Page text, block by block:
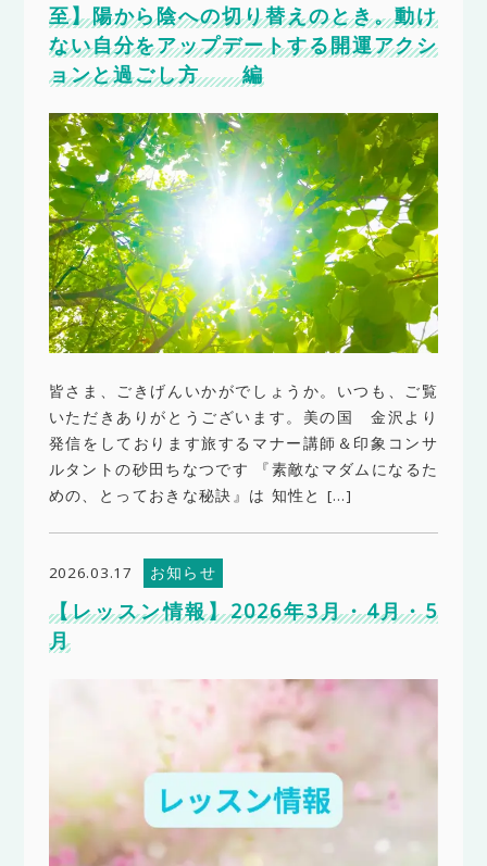
至】陽から陰への切り替えのとき。動け
ない自分をアップデートする開運アクシ
ョンと過ごし方 編
皆さま、ごきげんいかがでしょうか。いつも、ご覧
いただきありがとうございます。美の国 金沢より
発信をしております旅するマナー講師＆印象コンサ
ルタントの砂田ちなつです 『素敵なマダムになるた
めの、とっておきな秘訣』は 知性と […]
2026.03.17 お知らせ
【レッスン情報】2026年3月・4月・5
月